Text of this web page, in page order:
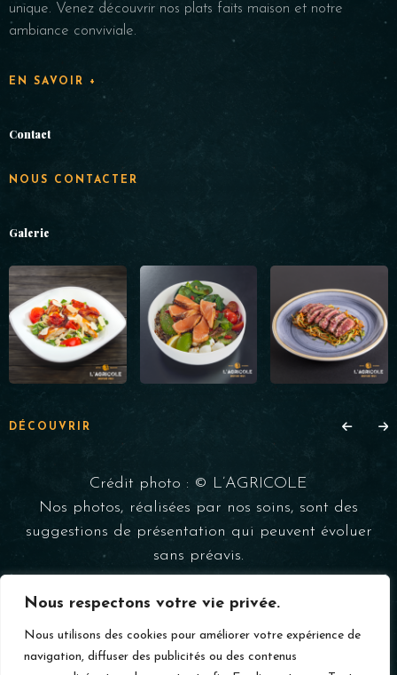
Nous respectons votre vie privée.
Nous utilisons des cookies pour améliorer votre expérience de
navigation, diffuser des publicités ou des contenus
unique. Venez découvrir nos plats faits maison et notre
ambiance conviviale.
EN SAVOIR +
Contact
NOUS CONTACTER
Galerie
DÉCOUVRIR
Crédit photo : © L’AGRICOLE
Nos photos, réalisées par nos soins, sont des
suggestions de présentation qui peuvent évoluer
sans préavis.
Copyright © 2025 – L'AGRICOLE – Tous droits réservés –
Mentions légales